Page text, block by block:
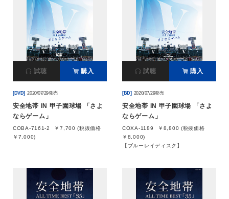
直営ショップ
会社情報
サイトマップ
お問い合わせ
閉じる
試聴 購入
[DVD] 2020/07/29発売
安全地帯 IN 甲子園球場 「さよ
ならゲーム」
COBA-7161-2
￥7,700 (税抜価格
￥7,000)
試聴 購入
[BD] 2020/07/29発売
安全地帯 IN 甲子園球場 「さよ
ならゲーム」
COXA-1189
￥8,800 (税抜価格
￥8,000)
【ブルーレイディスク】